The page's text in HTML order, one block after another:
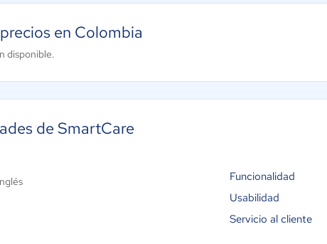
en Colombia
disponible.
de SmartCare
Funcionalidad
Usabilidad
Servicio al cliente